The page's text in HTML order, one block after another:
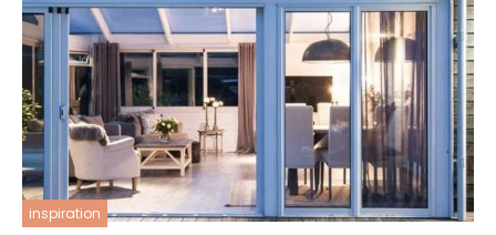
inspiration